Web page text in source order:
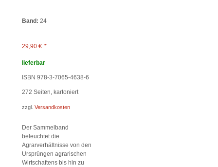
Band: 24
29,90 € *
lieferbar
ISBN 978-3-7065-4638-6
272 Seiten, kartoniert
zzgl. Versandkosten
Der Sammelband
beleuchtet die
Agrarverhältnisse von den
Ursprüngen agrarischen
Wirtschaftens bis hin zu